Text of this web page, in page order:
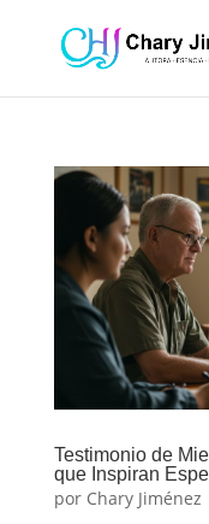
Testimonio de
que Inspiran
por Chary Jiménez